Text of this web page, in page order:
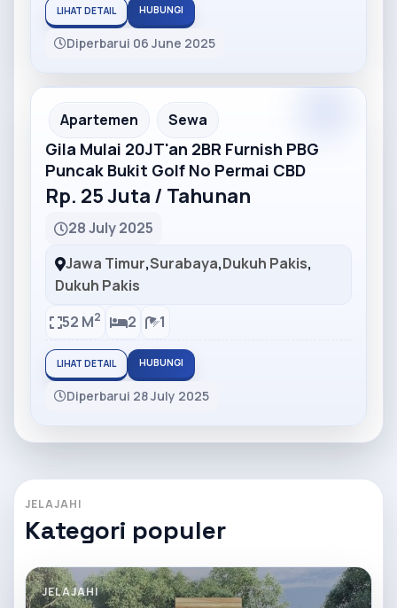
LIHAT DETAIL HUBUNGI
Diperbarui 06 June 2025
Partner Ad
Apartemen Sewa
Gila Mulai 20JT'an 2BR Furnish PBG
Puncak Bukit Golf No Permai CBD
Rp. 25 Juta / Tahunan
28 July 2025
Jawa Timur,Surabaya,Dukuh Pakis,
Dukuh Pakis
52 M2 2 1
LIHAT DETAIL HUBUNGI
Diperbarui 28 July 2025
JELAJAHI
Kategori populer
JELAJAHI